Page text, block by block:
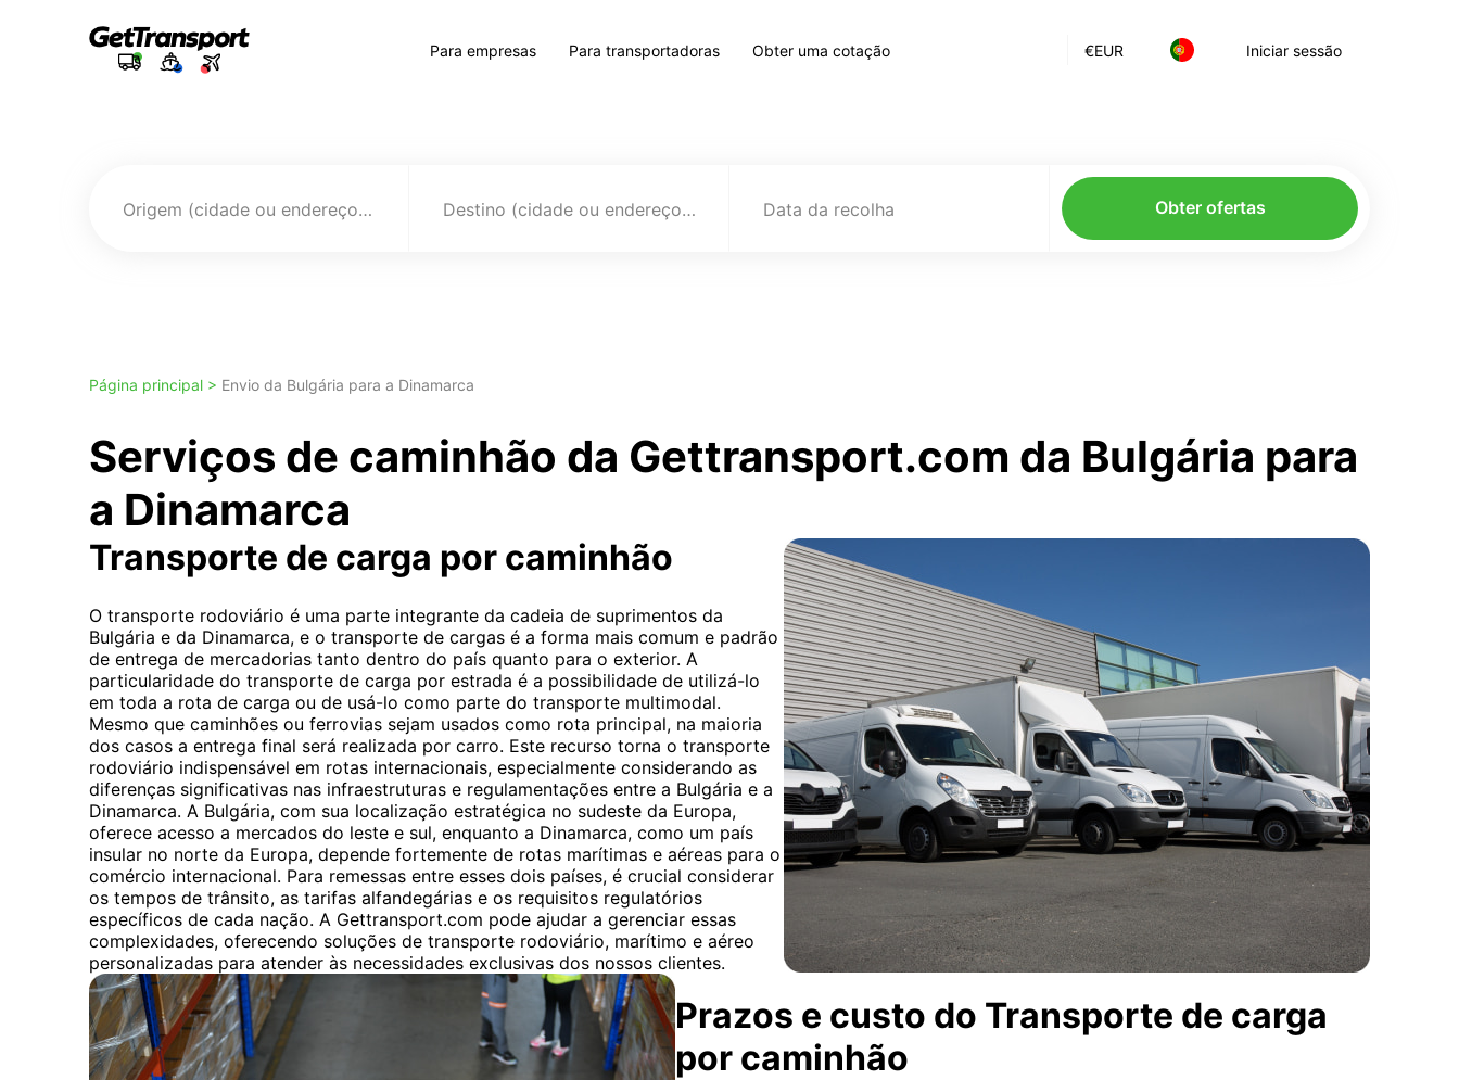
€EUR Iniciar sessão
Para empresas Para transportadoras Obter uma cotação
Origem (cidade ou endereço) Destino (cidade ou endereço) Data da recolha Obter ofertas
Página principal > Envio da Bulgária para a Dinamarca
Serviços de caminhão da Gettransport.com da Bulgária para
a Dinamarca
Transporte de carga por caminhão
O transporte rodoviário é uma parte integrante da cadeia de suprimentos da
Bulgária e da Dinamarca, e o transporte de cargas é a forma mais comum e padrão
de entrega de mercadorias tanto dentro do país quanto para o exterior. A
particularidade do transporte de carga por estrada é a possibilidade de utilizá-lo
em toda a rota de carga ou de usá-lo como parte do transporte multimodal.
Mesmo que caminhões ou ferrovias sejam usados ​​como rota principal, na maioria
dos casos a entrega final será realizada por carro. Este recurso torna o transporte
rodoviário indispensável em rotas internacionais, especialmente considerando as
diferenças significativas nas infraestruturas e regulamentações entre a Bulgária e a
Dinamarca. A Bulgária, com sua localização estratégica no sudeste da Europa,
oferece acesso a mercados do leste e sul, enquanto a Dinamarca, como um país
insular no norte da Europa, depende fortemente de rotas marítimas e aéreas para o
comércio internacional. Para remessas entre esses dois países, é crucial considerar
os tempos de trânsito, as tarifas alfandegárias e os requisitos regulatórios
específicos de cada nação. A Gettransport.com pode ajudar a gerenciar essas
complexidades, oferecendo soluções de transporte rodoviário, marítimo e aéreo
personalizadas para atender às necessidades exclusivas dos nossos clientes.
Prazos e custo do Transporte de carga
por caminhão